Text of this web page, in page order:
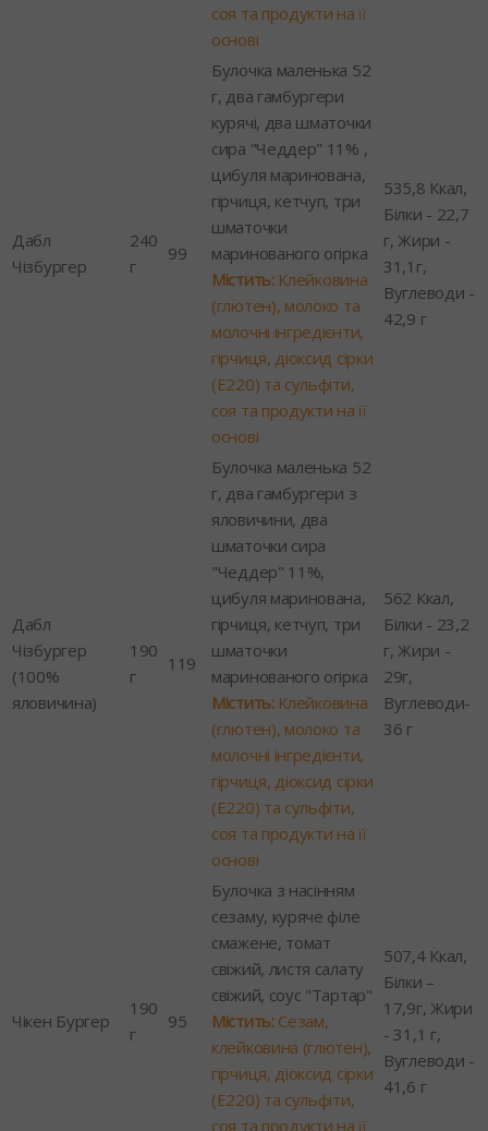
соя та продукти на її
основі
Дабл
Чізбургер
240
г
99
Булочка маленька 52
г, два гамбургери
курячі, два шматочки
сира "Чеддер" 11% ,
цибуля маринована,
гірчиця, кетчуп, три
шматочки
маринованого огірка
Містить:Клейковина
(глютен), молоко та
молочні інгредієнти,
гірчиця, діоксид сірки
(Е220) та сульфіти,
соя та продукти на її
основі
535,8 Ккал,
Білки - 22,7
г, Жири -
31,1г,
Вуглеводи -
42,9 г
Дабл
Чізбургер
(100%
яловичина)
190
г
119
Булочка маленька 52
г, два гамбургери з
яловичини, два
шматочки сира
"Чеддер" 11%,
цибуля маринована,
гірчиця, кетчуп, три
шматочки
маринованого огірка
Містить:Клейковина
(глютен), молоко та
молочні інгредієнти,
гірчиця, діоксид сірки
(Е220) та сульфіти,
соя та продукти на її
основі
562 Ккал,
Білки - 23,2
г, Жири -
29г,
Вуглеводи-
36 г
Чікен Бургер
190
г
95
Булочка з насінням
сезаму, куряче філе
смажене, томат
свіжий, листя салату
свіжий, соус "Тартар"
Містить:Сезам,
клейковина (глютен),
гірчиця, діоксид сірки
(Е220) та сульфіти,
соя та продукти на її
507,4 Ккал,
Білки –
17,9г, Жири
- 31,1 г,
Вуглеводи -
41,6 г